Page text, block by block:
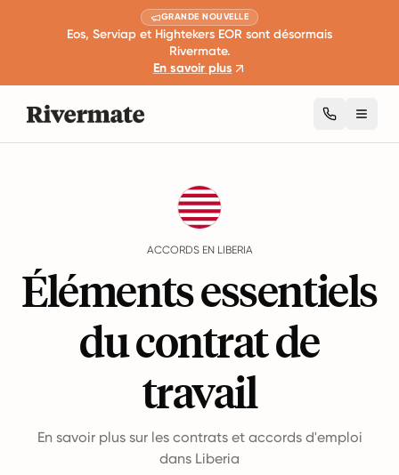
GRANDE NOUVELLE
Eos, Serviap et Hightekers EOR sont désormais
Rivermate.
En savoir plus
ACCORDS EN LIBERIA
Éléments essentiels
du contrat de
travail
En savoir plus sur les contrats et accords d'emploi
dans Liberia